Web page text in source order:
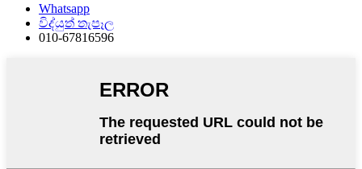
Whatsapp
විද්යුත් තැපෑල
010-67816596